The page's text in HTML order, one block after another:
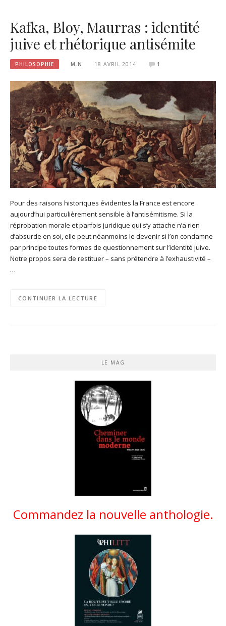
Kafka, Bloy, Maurras : identité
juive et rhétorique antisémite
PHILOSOPHIE M.N 18 AVRIL 2014 1
Pour des raisons historiques évidentes la France est encore
aujourd’hui particulièrement sensible à l’antisémitisme. Si la
réprobation morale et parfois juridique qui s’y attache n’a rien
d’absurde en soi, elle peut néanmoins le devenir si l’on condamne
par principe toutes formes de questionnement sur l’identité juive.
Notre propos sera de restituer – sans prétendre à l’exhaustivité –
…
CONTINUER LA LECTURE
LE MAG
Commandez la nouvelle anthologie.